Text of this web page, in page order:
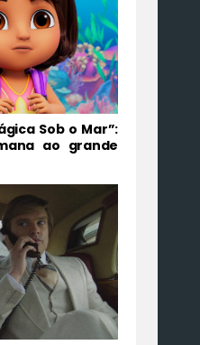
Sob o Mar”:
ao grande